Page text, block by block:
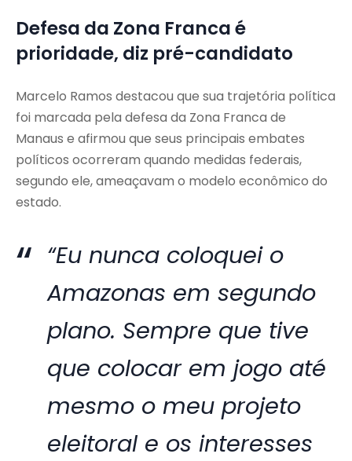
Defesa da Zona Franca é
prioridade, diz pré-candidato
Marcelo Ramos destacou que sua trajetória política
foi marcada pela defesa da Zona Franca de
Manaus e afirmou que seus principais embates
políticos ocorreram quando medidas federais,
segundo ele, ameaçavam o modelo econômico do
estado.
“Eu nunca coloquei o
Amazonas em segundo
plano. Sempre que tive
que colocar em jogo até
mesmo o meu projeto
eleitoral e os interesses